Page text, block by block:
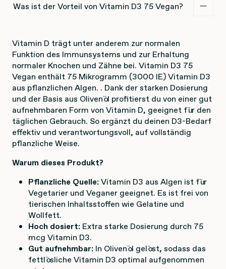
Was ist der Vorteil von Vitamin D3 75 Vegan?
Vitamin D trägt unter anderem zur normalen
Funktion des Immunsystems und zur Erhaltung
normaler Knochen und Zähne bei. Vitamin D3 75
Vegan enthält 75 Mikrogramm (3000 IE) Vitamin D3
aus pflanzlichen Algen. . Dank der starken Dosierung
und der Basis aus Olivenöl profitierst du von einer gut
aufnehmbaren Form von Vitamin D, geeignet für den
täglichen Gebrauch. So ergänzt du deinen D3-Bedarf
effektiv und verantwortungsvoll, auf vollständig
pflanzliche Weise.
Warum dieses Produkt?
Pflanzliche Quelle:Vitamin D3 aus Algen ist für
Vegetarier und Veganer geeignet. Es ist frei von
tierischen Inhaltsstoffen wie Gelatine und
Wollfett.
Hoch dosiert: Extra starke Dosierung durch 75
mcg Vitamin D3.
Gut aufnehmbar: In Olivenöl gelöst, sodass das
fettlösliche Vitamin D3 optimal aufgenommen